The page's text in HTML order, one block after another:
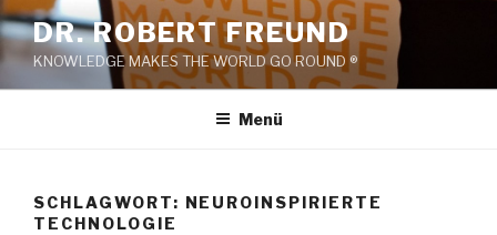
Zum
Inhalt
springen
DR. ROBERT FREUND
KNOWLEDGE MAKES THE WORLD GO ROUND ®
Menü
SCHLAGWORT: NEUROINSPIRIERTE
TECHNOLOGIE